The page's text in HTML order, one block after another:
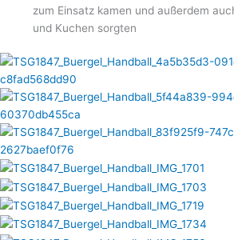
zum Einsatz kamen und außerdem
und Kuchen sorgten